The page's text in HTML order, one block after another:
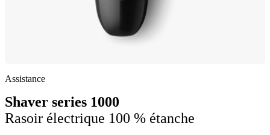
Assistance
Shaver series 1000
Rasoir électrique 100 % étanche